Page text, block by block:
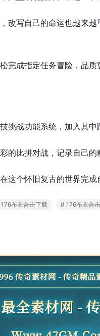
改写自己的命运也越来
完成指定任务冒险，品
挑战功能系统，加入其中
的比拼对战，记录自己的
这个怀旧复古的世界完成
布衣合击下载 # 176布衣合